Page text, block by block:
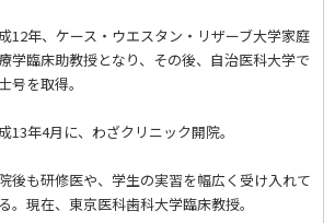
12年、ケース・ウエスタン・リザーブ大学家庭
学臨床助教授となり、その後、自治医科大学で
号を取得。
13年4月に、わざクリニック開院。
後も研修医や、学生の実習を幅広く受け入れて
。現在、東京医科歯科大学臨床教授。